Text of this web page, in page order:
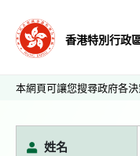
香港特別行政
本網頁可讓您搜尋政府各
姓名